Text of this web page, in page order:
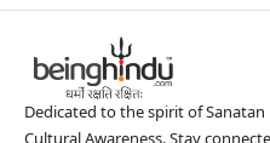
Dedicated to the spirit of
Cultural Awareness. Stay